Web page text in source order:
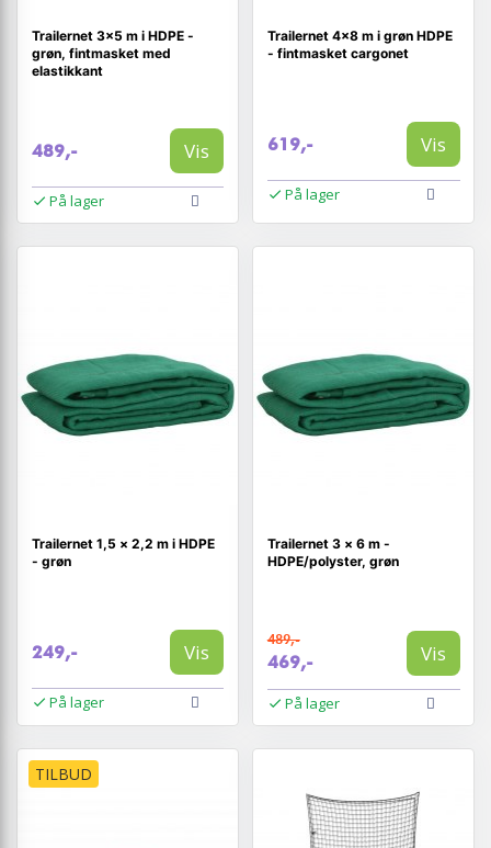
Trailernet 3×5 m i HDPE -
grøn, fintmasket med
elastikkant
489,- Vis
På lager
Trailernet 4×8 m i grøn HDPE
- fintmasket cargonet
619,- Vis
På lager
Trailernet 1,5 × 2,2 m i HDPE
- grøn
249,- Vis
På lager
Trailernet 3 × 6 m -
HDPE/polyster, grøn
489,-
469,- Vis
På lager
TILBUD